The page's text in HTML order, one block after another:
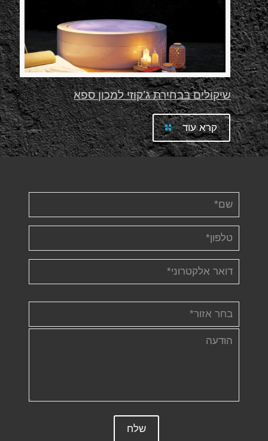
שיקולים בבחירת ג’קוזי למכון ספא
קרא עוד